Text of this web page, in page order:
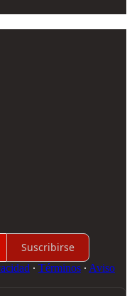
Suscribirse
∙ Términos ∙ Aviso